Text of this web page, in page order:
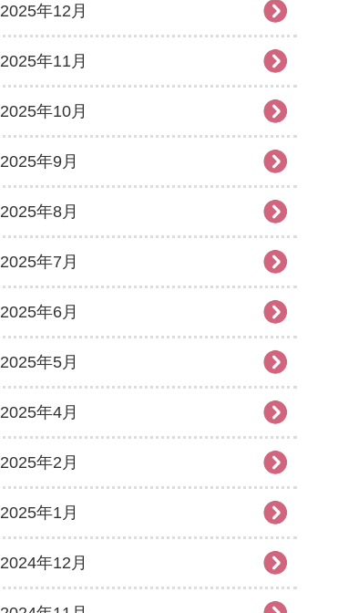
2025年12月
2025年11月
2025年10月
2025年9月
2025年8月
2025年7月
2025年6月
2025年5月
2025年4月
2025年2月
2025年1月
2024年12月